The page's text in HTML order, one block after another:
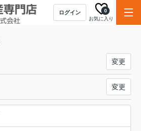
ログイン
お気に入り
0
変更
変更